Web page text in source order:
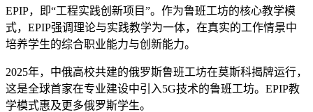
EPIP，即“工程实践创新项目”。 作为鲁班工坊的核心教学模
式，EPIP强调理论与实践教学为一体，在真实的工作情景中
培养学生的综合职业能力与创新能力。
2025年，中俄高校共建的俄罗斯鲁班工坊在莫斯科揭牌运行，
这是全球首家在专业建设中引入5G技术的鲁班工坊。EPIP教
学模式惠及更多俄罗斯学生。